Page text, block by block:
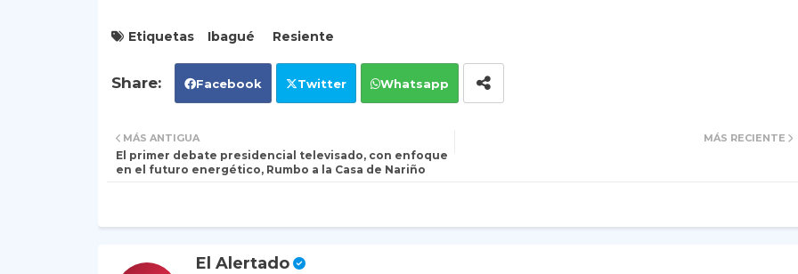
Etiquetas Ibagué Resiente
Facebook Twitter Whatsapp
MÁS RECIENTE
MÁS ANTIGUA
El primer debate presidencial televisado, con enfoque
en el futuro energético, Rumbo a la Casa de Nariño
El Alertado